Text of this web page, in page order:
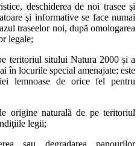
deschiderea de noi trasee şi
şi informative se face numai
traseelor noi, după omologarea
legale;
teritoriul sitului Natura 2000 și a
în locurile special amenajate; este
lemnoase de orice fel pentru
origine naturală de pe teritoriul
legii;
sau degradarea panourilor